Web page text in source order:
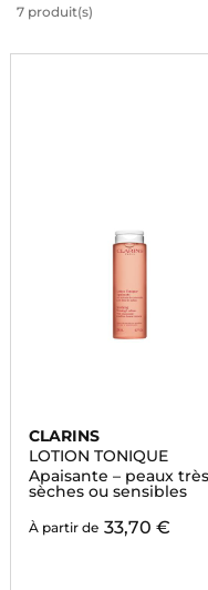
profondeur. Offrez-
7 produit(s)
CLARINS
LOTION TONIQUE
Apaisante – peaux très
sèches ou sensibles
À partir de 33,70 €